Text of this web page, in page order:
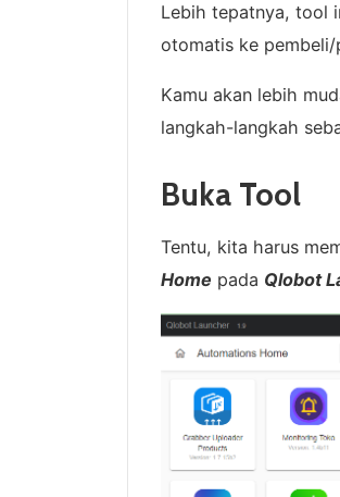
Lebih tepatnya, tool
otomatis ke
Kamu akan lebih
langkah-langkah
Buka Tool
Tentu, kita harus
Home pada Qlobot